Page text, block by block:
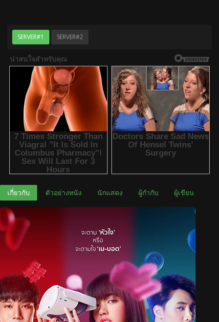
SERVER#1 SERVER#2
เกี่ยวกับ ตัวอย่างหนัง นักแสดง ผู้กำกับ ผู้เขียน